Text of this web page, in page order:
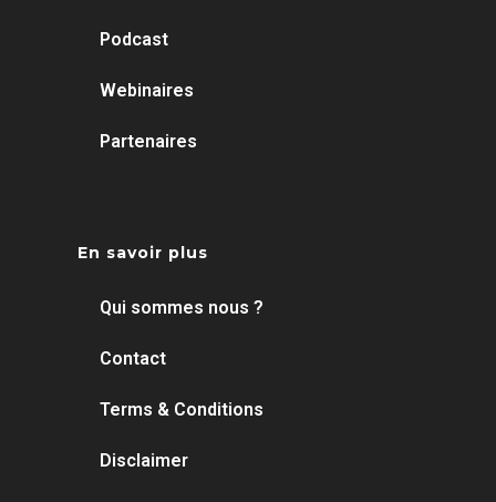
Podcast
Webinaires
Partenaires
En savoir plus
Qui sommes nous ?
Contact
Terms & Conditions
Disclaimer